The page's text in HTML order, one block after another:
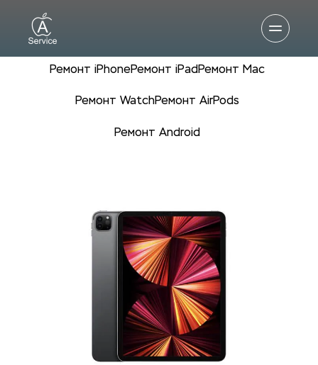
Ремонт iPhoneРемонт iPad Ремонт Mac
Ремонт WatchРемонт AirPods
Ремонт Android